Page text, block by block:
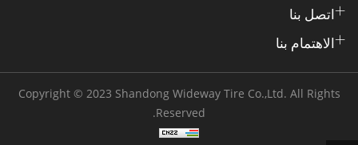
اتصل بنا
الاهتمام بنا
Copyright © 2023 Shandong Wideway Tire Co.,Ltd. All Rights
Reserved.